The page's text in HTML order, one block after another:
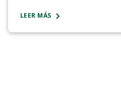
LEER MÁS